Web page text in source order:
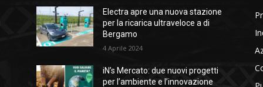
Electra apre una nuova stazione
per la ricarica ultraveloce a di
Bergamo
4 Aprile 2024
iN’s Mercato: due nuovi progetti
per l’ambiente e l’innovazione